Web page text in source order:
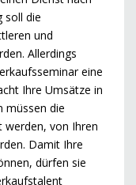
soll die
und
Allerdings
eine
Ihre Umsätze in
müssen die
werden, von Ihren
Damit Ihre
dürfen sie